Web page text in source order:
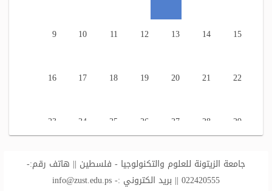
9 10 11 12 13 14 15
16 17 18 19 20 21 22
23 24 25 26 27 28 29
30 31 1 2 3 4 5
جامعة الزيتونة للعلوم والتكنولوجيا - فلسطين || هاتف رقم:-
022420555 || بريد الكتروني :-
info@zust.edu.ps